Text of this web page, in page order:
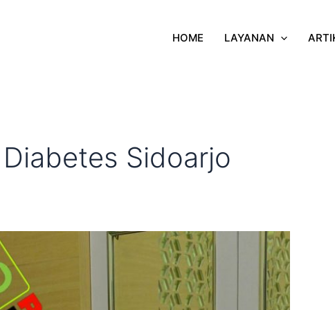
HOME LAYANAN
Sidoarjo